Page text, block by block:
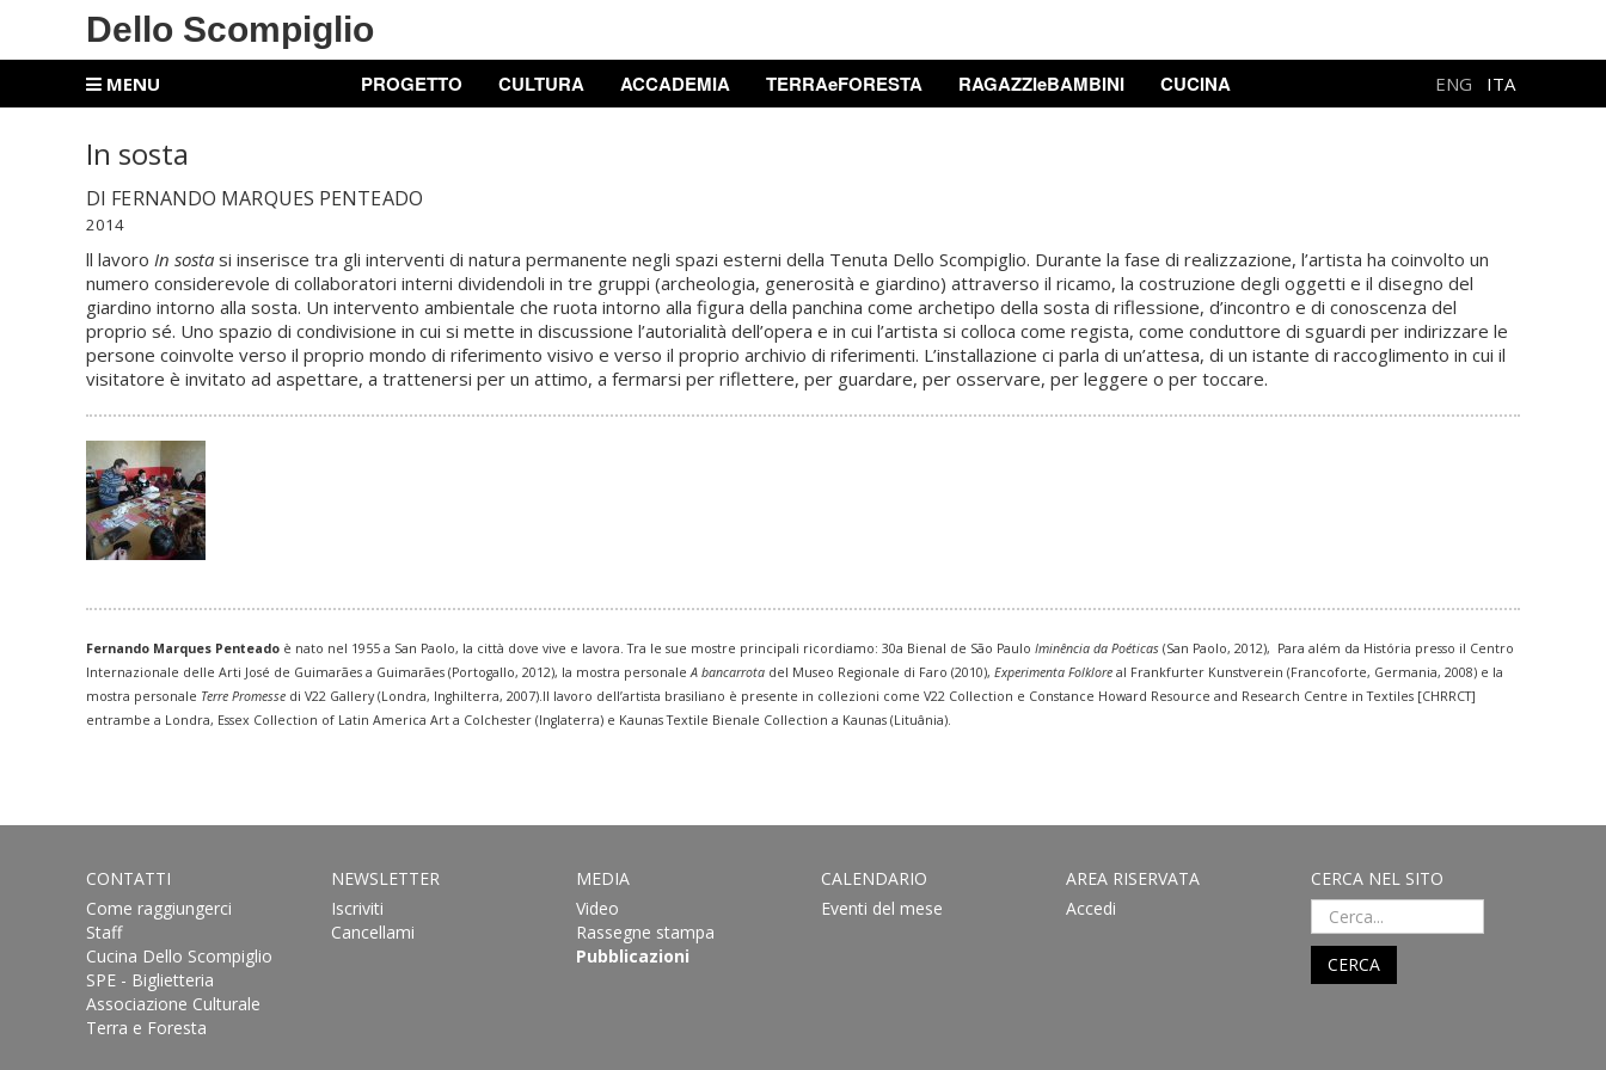
Dello Scompiglio
MENU PROGETTO CULTURA ACCADEMIA TERRAeFORESTA RAGAZZIeBAMBINI CUCINA ENG ITA
In sosta
DI FERNANDO MARQUES PENTEADO
2014
ll lavoro In sosta si inserisce tra gli interventi di natura permanente negli spazi esterni della Tenuta Dello Scompiglio. Durante la fase di realizzazione, l’artista ha coinvolto un
numero considerevole di collaboratori interni dividendoli in tre gruppi (archeologia, generosità e giardino) attraverso il ricamo, la costruzione degli oggetti e il disegno del
giardino intorno alla sosta. Un intervento ambientale che ruota intorno alla figura della panchina come archetipo della sosta di riflessione, d’incontro e di conoscenza del
proprio sé. Uno spazio di condivisione in cui si mette in discussione l’autorialità dell’opera e in cui l’artista si colloca come regista, come conduttore di sguardi per indirizzare le
persone coinvolte verso il proprio mondo di riferimento visivo e verso il proprio archivio di riferimenti. L’installazione ci parla di un’attesa, di un istante di raccoglimento in cui il
visitatore è invitato ad aspettare, a trattenersi per un attimo, a fermarsi per riflettere, per guardare, per osservare, per leggere o per toccare.
Fernando Marques Penteado è nato nel 1955 a San Paolo, la città dove vive e lavora. Tra le sue mostre principali ricordiamo: 30a Bienal de São Paulo Iminência da Poéticas (San Paolo, 2012), Para além da História presso il Centro
Internazionale delle Arti José de Guimarães a Guimarães (Portogallo, 2012), la mostra personaleA bancarrota del Museo Regionale di Faro (2010), Experimenta Folklore al Frankfurter Kunstverein (Francoforte, Germania, 2008) e la
mostra personale Terre Promesse di V22 Gallery (Londra, Inghilterra, 2007).Il lavoro dell’artista brasiliano è presente in collezioni come V22 Collection e Constance Howard Resource and Research Centre in Textiles [CHRRCT]
entrambe a Londra, Essex Collection of Latin America Art a Colchester (Inglaterra) e Kaunas Textile Bienale Collection a Kaunas (Lituânia).
CONTATTI
Come raggiungerci
Staff
Cucina Dello Scompiglio
SPE - Biglietteria
Associazione Culturale
Terra e Foresta
NEWSLETTER
Iscriviti
Cancellami
MEDIA
Video
Rassegne stampa
Pubblicazioni
CALENDARIO
Eventi del mese
AREA RISERVATA
Accedi
CERCA NEL SITO
CERCA